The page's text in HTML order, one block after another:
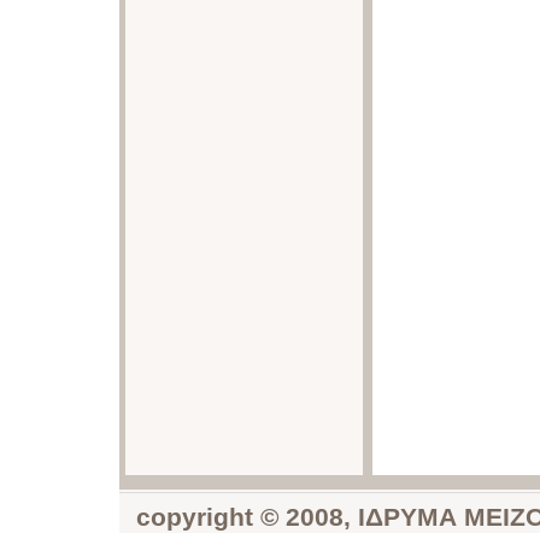
copyright © 2008, ΙΔΡΥΜΑ